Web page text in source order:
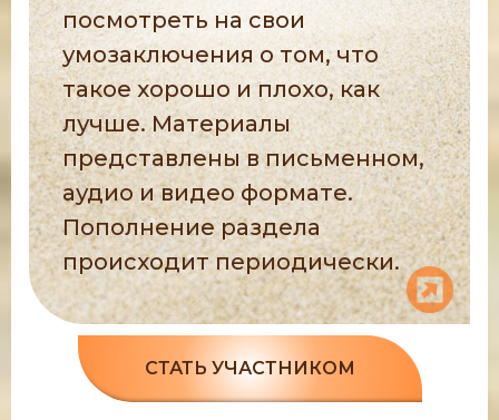
посмотреть на свои
умозаключения о том, что
такое хорошо и плохо, как
лучше. Материалы
представлены в письменном,
аудио и видео формате.
Пополнение раздела
происходит периодически.
СТАТЬ УЧАСТНИКОМ